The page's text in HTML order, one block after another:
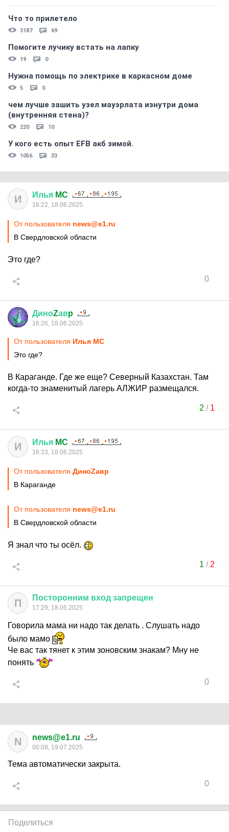
Что то прилетело
3187 69
Помогите лучику встать на лапку
19 0
Нужна помощь по электрике в каркасном доме
5 0
чем лучше зашить узел мауэрлата изнутри дома
(внутренняя стена)?
220 10
У кого есть опыт EFB акб зимой.
1056 33
И Илья MC
16:22, 18.06.2025
От пользователя news@e1.ru
В Свердловской области
Это где?
0
ДиноZавp
16:26, 18.06.2025
От пользователя Илья MC
Это где?
В Караганде. Где же еще? Северный Казахстан. Там
когда-то знаменитый лагерь АЛЖИР размещался.
2 / 1
И Илья MC
16:33, 18.06.2025
От пользователя ДиноZавp
В Караганде
От пользователя news@e1.ru
В Свердловской области
Я знал что ты осёл.
1 / 2
П Посторонним вход запрещен
17:29, 18.06.2025
Говорила мама ни надо так делать . Слушать надо
было мамо
Че вас так тянет к этим зоновским знакам? Мну не
понять
0
N news@e1.ru
00:08, 19.07.2025
Тема автоматически закрыта.
0
Поделиться